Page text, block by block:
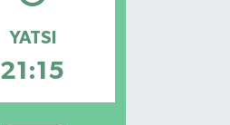
YATSI
21:15